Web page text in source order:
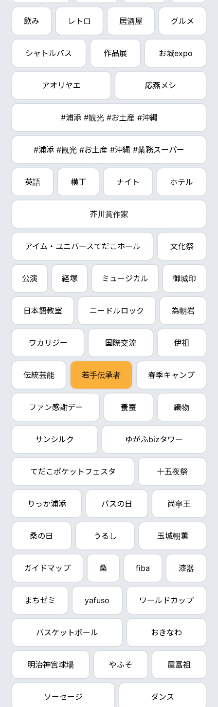
飲み レトロ 居酒屋 グルメ
シャトルバス 作品展 お城expo
アオリヤエ 応燕メシ
#浦添 #観光 #お土産 #沖縄
#浦添 #観光 #お土産 #沖縄 #業務スーパー
英語 横丁 ナイト ホテル
芥川賞作家
アイム・ユニバースてだこホール 文化祭
公演 経塚 ミュージカル 御城印
日本語教室 ニードルロック 為朝岩
ワカリジー 国際交流 伊祖
伝統芸能 若手伝承者 春季キャンプ
ファン感謝デー 養蚕 織物
サンシルク ゆがふbizタワー
てだこポケットフェスタ 十五夜祭
りっか浦添 バスの日 尚寧王
桑の日 うるし 玉城朝薫
ガイドマップ 桑 fiba 漆器
まちゼミ yafuso ワールドカップ
バスケットボール おきなわ
明治神宮球場 やふそ 屋富祖
ソーセージ ダンス